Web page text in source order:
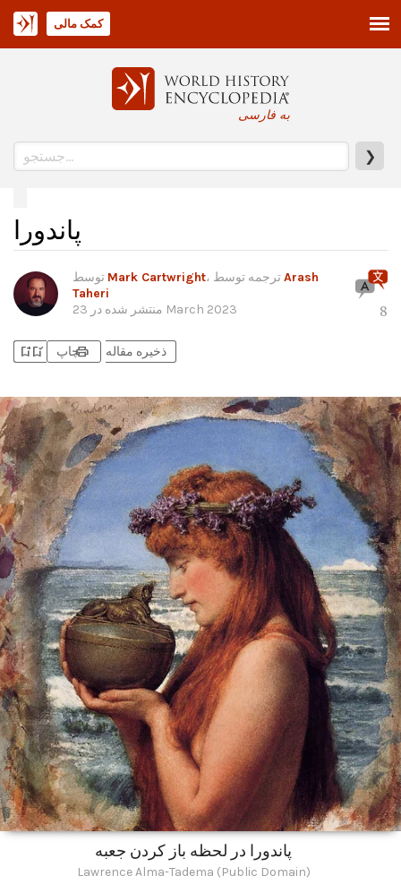
به فارسی
❯
کمک مالی
پاندورا
Mark Cartwright
Arash
Taheri
منتشر شده در 23 March 2023 8
bookmark_addbookmark_added ذخیره مقاله printچاپ
پاندورا در لحظه باز کردن جعبه
Lawrence Alma-Tadema (Public Domain)